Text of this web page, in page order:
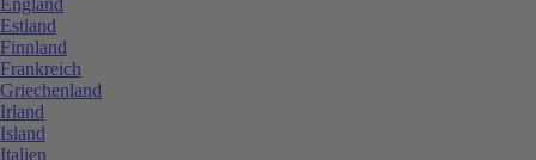
Estland
Finnland
Frankreich
Griechenland
Irland
Island
Italien